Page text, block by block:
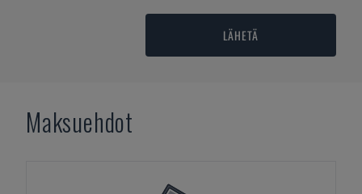
LÄHETÄ
Maksuehdot